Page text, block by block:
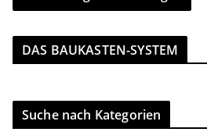
DAS BAUKASTEN-SYSTEM
Suche nach Kategorien